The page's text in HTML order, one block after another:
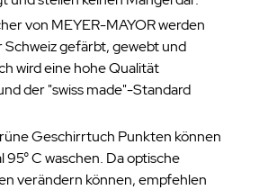
von MEYER-MAYOR werden
Schweiz gefärbt, gewebt und
wird eine hohe Qualität
der "swiss made"-Standard
Geschirrtuch Punkten können
95° C waschen. Da optische
verändern können, empfehlen